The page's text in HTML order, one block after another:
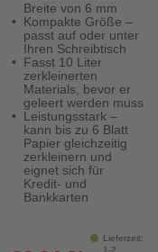
Breite von 6 mm
Kompakte Größe –
passt auf oder unter
Ihren Schreibtisch
Fasst 10 Liter
zerkleinerten
Materials, bevor er
geleert werden muss
Leistungsstark –
kann bis zu 6 Blatt
Papier gleichzeitig
zerkleinern und
eignet sich für
Kredit- und
Bankkarten
Lieferzeit:
1-2